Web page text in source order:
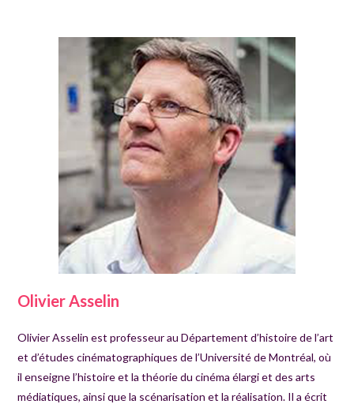
Olivier Asselin
Olivier Asselin est professeur au Département d’histoire de l’art
et d’études cinématographiques de l’Université de Montréal, où
il enseigne l’histoire et la théorie du cinéma élargi et des arts
médiatiques, ainsi que la scénarisation et la réalisation. Il a écrit